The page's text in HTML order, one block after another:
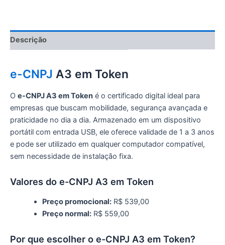
Descrição
e-CNPJ A3 em Token
O e-CNPJ A3 em Token é o certificado digital ideal para
empresas que buscam mobilidade, segurança avançada e
praticidade no dia a dia. Armazenado em um dispositivo
portátil com entrada USB, ele oferece validade de 1 a 3 anos
e pode ser utilizado em qualquer computador compatível,
sem necessidade de instalação fixa.
Valores do e-CNPJ A3 em Token
Preço promocional:R$ 539,00
Preço normal:R$ 559,00
Por que escolher o e-CNPJ A3 em Token?